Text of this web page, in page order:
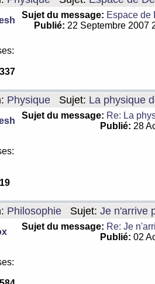
Sujet du message: Espace de
Publié: 22 Septembre 2007
Physique Sujet: La physique
Sujet du message: Re: La
Publié: 28
Philosophie Sujet: Je n'arrive
Sujet du message: Re: Je
Publié: 02